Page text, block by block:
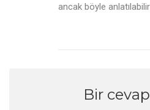
ancak böyle
Bir